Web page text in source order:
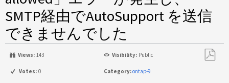
SMTP経由でAutoSupport を送信
できませんでした
Views: 143 Visibility: Public
Votes: 0 Category:ontap-9